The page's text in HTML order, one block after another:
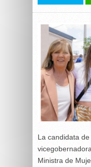
La candidata
Ministra de